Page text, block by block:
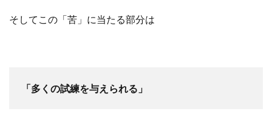
そしてこの「苦」に当たる部分は
「多くの試練を与えられる」